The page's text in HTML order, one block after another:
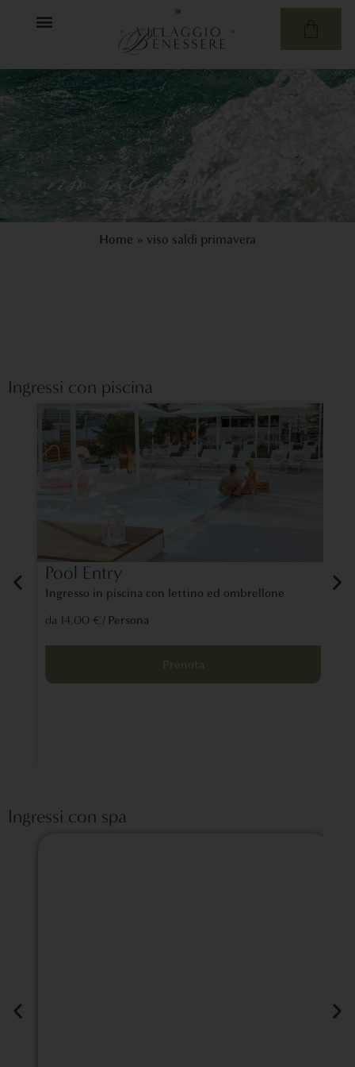
viso saldi primavera
Home » viso saldi primavera
Ingressi con piscina
Pool Entry
Ingresso in piscina con lettino ed ombrellone
da 14,00 € / Persona
Prenota
Ingressi con spa